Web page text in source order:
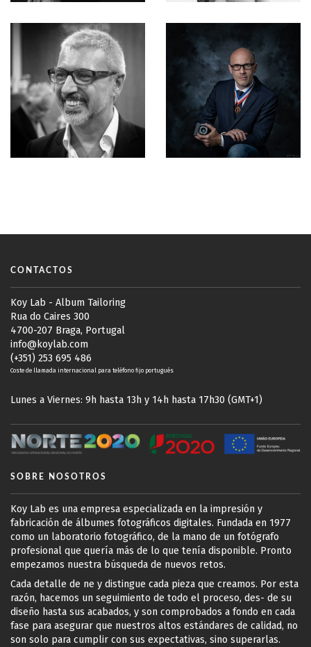
CONTACTOS
Koy Lab - Album Tailoring
Rua do Caires 300
4700-207 Braga, Portugal
info@koylab.com
(+351) 253 695 486
Coste de llamada internacional para teléfono fijo portugués
Lunes a Viernes: 9h hasta 13h y 14h hasta 17h30 (GMT+1)
SOBRE NOSOTROS
Koy Lab es una empresa especializada en la impresión y
fabricación de álbumes fotográficos digitales. Fundada en 1977
como un laboratorio fotográfico, de la mano de un fotógrafo
profesional que quería más de lo que tenía disponible. Pronto
empezamos nuestra búsqueda de nuevos retos.
Cada detalle de ne y distingue cada pieza que creamos. Por esta
razón, hacemos un seguimiento de todo el proceso, des- de su
diseño hasta sus acabados, y son comprobados a fondo en cada
fase para asegurar que nuestros altos estándares de calidad, no
son solo para cumplir con sus expectativas, sino superarlas.